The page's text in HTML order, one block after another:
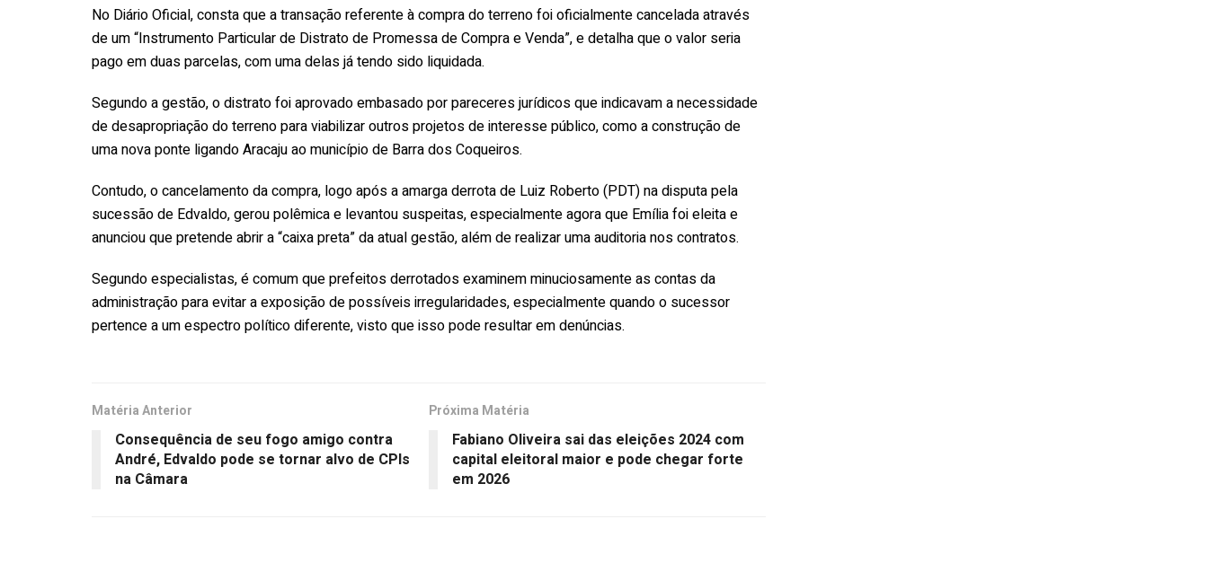
No Diário Oficial, consta que a transação referente à compra do terreno foi oficialmente cancelada através
de um “Instrumento Particular de Distrato de Promessa de Compra e Venda”, e detalha que o valor seria
pago em duas parcelas, com uma delas já tendo sido liquidada.
Segundo a gestão, o distrato foi aprovado embasado por pareceres jurídicos que indicavam a necessidade
de desapropriação do terreno para viabilizar outros projetos de interesse público, como a construção de
uma nova ponte ligando Aracaju ao município de Barra dos Coqueiros.
Contudo, o cancelamento da compra, logo após a amarga derrota de Luiz Roberto (PDT) na disputa pela
sucessão de Edvaldo, gerou polêmica e levantou suspeitas, especialmente agora que Emília foi eleita e
anunciou que pretende abrir a “caixa preta” da atual gestão, além de realizar uma auditoria nos contratos.
Segundo especialistas, é comum que prefeitos derrotados examinem minuciosamente as contas da
administração para evitar a exposição de possíveis irregularidades, especialmente quando o sucessor
pertence a um espectro político diferente, visto que isso pode resultar em denúncias.
Matéria Anterior
Consequência de seu fogo amigo contra
André, Edvaldo pode se tornar alvo de CPIs
na Câmara
Próxima Matéria
Fabiano Oliveira sai das eleições 2024 com
capital eleitoral maior e pode chegar forte
em 2026